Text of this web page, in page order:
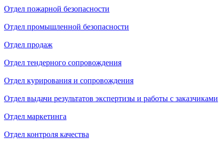
Отдел пожарной безопасности
Отдел промышленной безопасности
Отдел продаж
Отдел тендерного сопровождения
Отдел курирования и сопровождения
Отдел выдачи результатов экспертизы и работы с заказчиками
Отдел маркетинга
Отдел контроля качества